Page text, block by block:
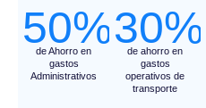
50%
de Ahorro en
gastos
Administrativos
30%
de ahorro en
gastos
operativos de
transporte